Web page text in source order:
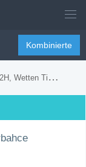
Kombinierte
und Spiel Vorschau